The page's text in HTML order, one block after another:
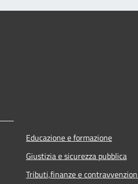
Educazione e formazione
Giustizia e sicurezza pubblica
Tributi,finanze e